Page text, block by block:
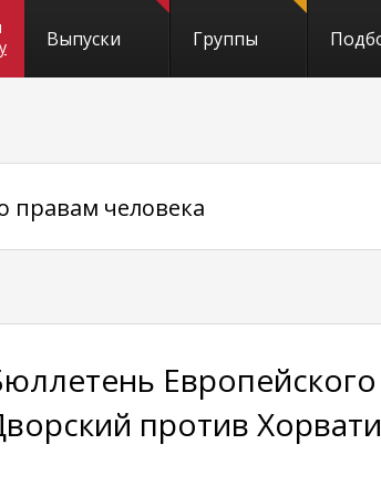
Выпуски Группы
правам человека
против